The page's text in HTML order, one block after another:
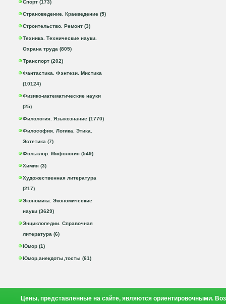
Спорт (173)
Страноведение. Краеведение (5)
Строительство. Ремонт (3)
Техника. Технические науки.
Охрана труда (805)
Транспорт (202)
Фантастика. Фэнтези. Мистика
(10124)
Физико-математические науки
(25)
Филология. Языкознание (1770)
Философия. Логика. Этика.
Эстетика (7)
Фольклор. Мифология (549)
Химия (3)
Художественная литература
(217)
Экономика. Экономические
науки (3629)
Энциклопедии. Справочная
литература (6)
Юмор (1)
Юмор,анекдоты,тосты (61)
Цены, представленные на сайте, являются ориентировочными.